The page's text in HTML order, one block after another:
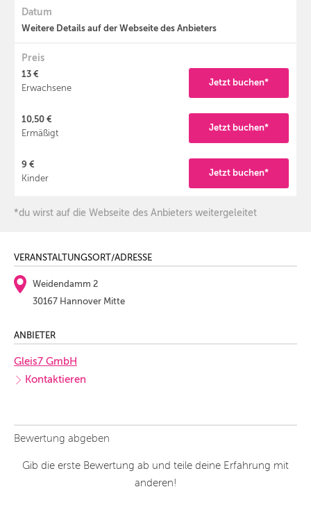
Datum
Weitere Details auf der Webseite des Anbieters
Preis
13 €
Erwachsene
Jetzt buchen*
10,50 €
Ermäßigt
Jetzt buchen*
9 €
Kinder
Jetzt buchen*
*du wirst auf die Webseite des Anbieters weitergeleitet
VERANSTALTUNGSORT/ADRESSE
Weidendamm 2
30167 Hannover Mitte
ANBIETER
Gleis7 GmbH
Kontaktieren
Bewertung abgeben
Gib die erste Bewertung ab und teile deine Erfahrung mit
anderen!